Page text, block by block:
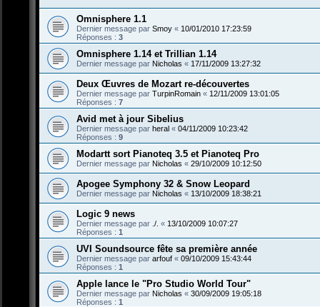
Omnisphere 1.1
Dernier message par Smoy « 10/01/2010 17:23:59
Réponses : 3
Omnisphere 1.14 et Trillian 1.14
Dernier message par Nicholas « 17/11/2009 13:27:32
Deux Œuvres de Mozart re-découvertes
Dernier message par TurpinRomain « 12/11/2009 13:01:05
Réponses : 7
Avid met à jour Sibelius
Dernier message par heral « 04/11/2009 10:23:42
Réponses : 9
Modartt sort Pianoteq 3.5 et Pianoteq Pro
Dernier message par Nicholas « 29/10/2009 10:12:50
Apogee Symphony 32 & Snow Leopard
Dernier message par Nicholas « 13/10/2009 18:38:21
Logic 9 news
Dernier message par ./. « 13/10/2009 10:07:27
Réponses : 1
UVI Soundsource fête sa première année
Dernier message par arfouf « 09/10/2009 15:43:44
Réponses : 1
Apple lance le "Pro Studio World Tour"
Dernier message par Nicholas « 30/09/2009 19:05:18
Réponses : 1